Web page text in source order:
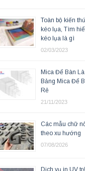
Toàn bộ kiến
kéo lụa, Tìm
kéo lụa là gì
02/03/2023
Mica Để Bàn
Bảng Mica Để
Rẻ
21/11/2023
Các mẫu chữ
theo xu hướng
07/08/2026